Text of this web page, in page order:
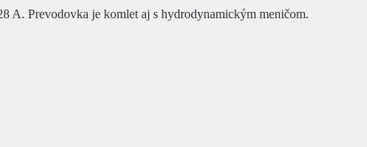
A. Prevodovka je komlet aj s hydrodynamickým meničom.